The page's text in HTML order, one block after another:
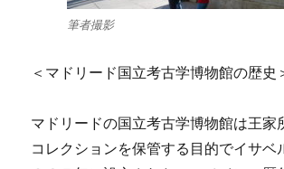
筆者撮影
＜マドリード国立考古学博物館の歴史
マドリードの国立考古学博物館は王家
コレクションを保管する目的でイサベ